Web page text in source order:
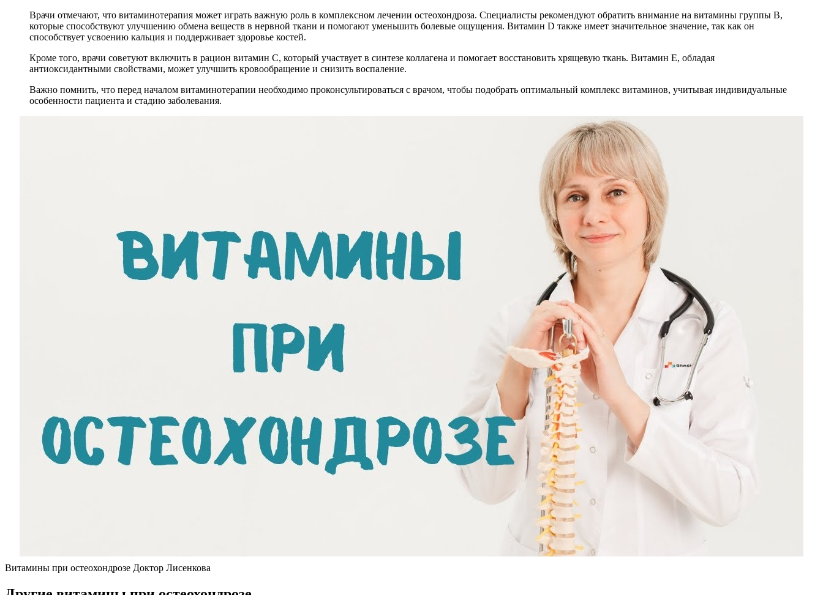
Врачи отмечают, что витаминотерапия может играть важную роль в комплексном лечении остеохондроза. Специалисты рекомендуют обратить внимание на витамины группы B,
которые способствуют улучшению обмена веществ в нервной ткани и помогают уменьшить болевые ощущения. Витамин D также имеет значительное значение, так как он
способствует усвоению кальция и поддерживает здоровье костей.
Кроме того, врачи советуют включить в рацион витамин C, который участвует в синтезе коллагена и помогает восстановить хрящевую ткань. Витамин E, обладая
антиоксидантными свойствами, может улучшить кровообращение и снизить воспаление.
Важно помнить, что перед началом витаминотерапии необходимо проконсультироваться с врачом, чтобы подобрать оптимальный комплекс витаминов, учитывая индивидуальные
особенности пациента и стадию заболевания.
Витамины при остеохондрозе Доктор Лисенкова